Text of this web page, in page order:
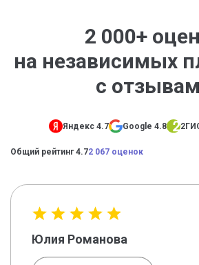
2 000+
на независимых
с
Яндекс 4.7 Google 4.8
Общий рейтинг 4.72 067 оценок
Юлия Романова